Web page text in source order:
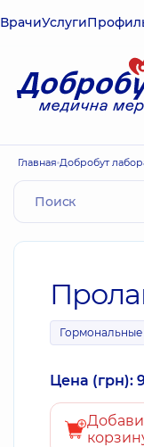
ВрачиУслуги
Главная Добробут
Цена (грн):